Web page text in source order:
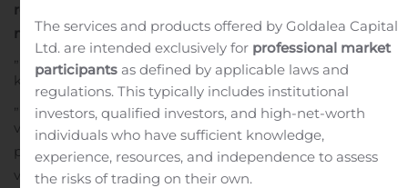
reitingą, o perspektyva buvo pakeista iš stabilios į
neigiamą. Reitingo patvirtinimas pirmiausia atspindi
„Standard & Poor’s“ poziciją, kad nepaisant didėjančios
konkurencijos bei su COVID-19 susijusių iššūkių,
„Maxima Grupė“ kreditingumas toliau išlieka stiprus dėl
verslo atsparumo ekonominei situacijai bei tvirtos
padėties rinkoje. „Maxima Grupė“ jau skelbė apie gerus
veiklos rezultatus 2020 m. pirmąjį pusmetį, kurie
The services and products offered by Goldalea Capital
Ltd. are intended exclusively for professional market
participants as defined by applicable laws and
regulations. This typically includes institutional
investors, qualified investors, and high-net-worth
individuals who have sufficient knowledge,
experience, resources, and independence to assess
the risks of trading on their own.